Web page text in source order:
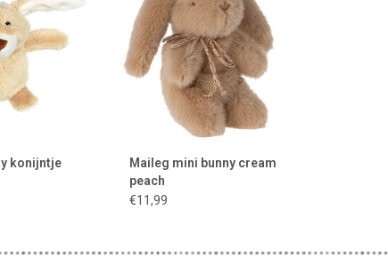
konijntje
Maileg mini bunny cream
peach
€11,99